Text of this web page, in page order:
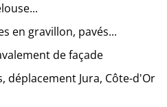
en gravillon, pavés...
de façade
déplacement Jura, Côte-d'Or